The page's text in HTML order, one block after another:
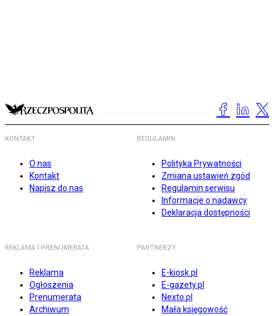
KONTAKT
O nas
Kontakt
Napisz do nas
REGULAMIN
Polityka Prywatności
Zmiana ustawień zgód
Regulamin serwisu
Informacje o nadawcy
Deklaracja dostępności
REKLAMA I PRENUMERATA
Reklama
Ogłoszenia
Prenumerata
Archiwum
PARTNERZY
E-kiosk.pl
E-gazety.pl
Nexto.pl
Mała księgowość